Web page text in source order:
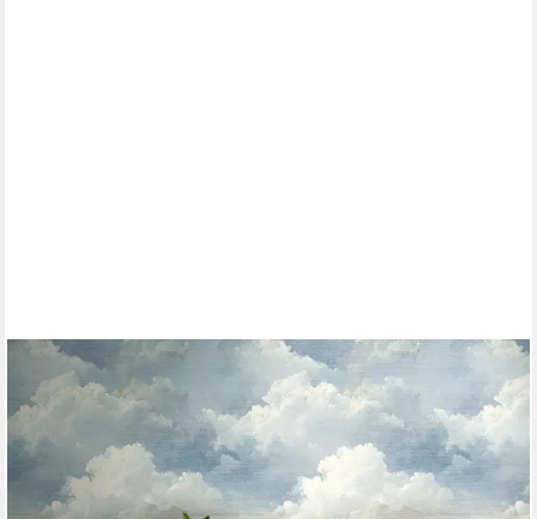
LIVING WALLS
Fototapete The Wall 4 Structures – Malerische Naturlandschaft
Vlies-Fototapete, leicht strukturiert, matt, naturalistisch, Motiv, (1
St), Malerische Naturlandschaft mit atmosphärischer Tiefe
53,99 €